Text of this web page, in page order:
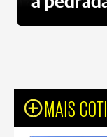
MAIS